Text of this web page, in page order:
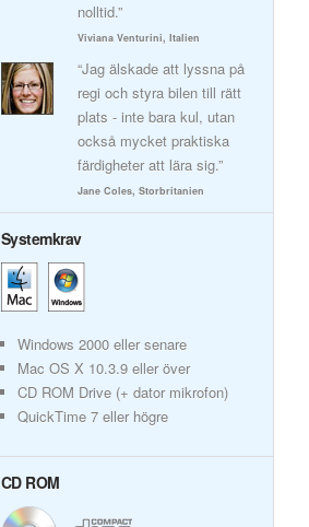
nolltid.”
Viviana Venturini, Italien
“Jag älskade att lyssna på
regi och styra bilen till rätt
plats - inte bara kul, utan
också mycket praktiska
färdigheter att lära sig.”
Jane Coles, Storbritanien
Systemkrav
Windows 2000 eller senare
Mac OS X 10.3.9 eller över
CD ROM Drive (+ dator mikrofon)
QuickTime 7 eller högre
CD ROM